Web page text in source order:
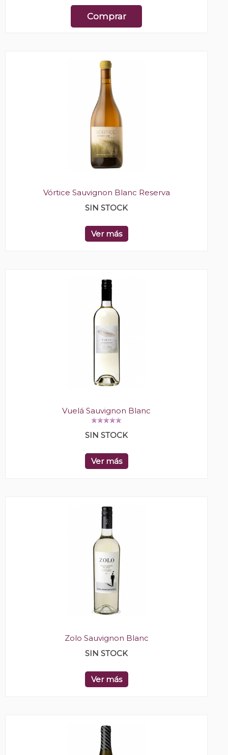
Comprar
Vórtice Sauvignon Blanc Reserva
SIN STOCK
Ver más
Vuelá Sauvignon Blanc
SIN STOCK
Ver más
Zolo Sauvignon Blanc
SIN STOCK
Ver más